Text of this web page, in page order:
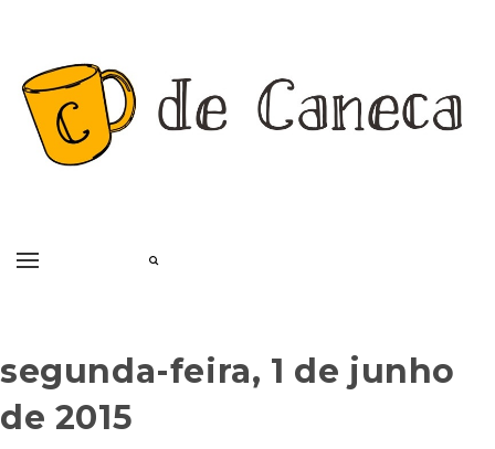
segunda-feira, 1 de junho
de 2015